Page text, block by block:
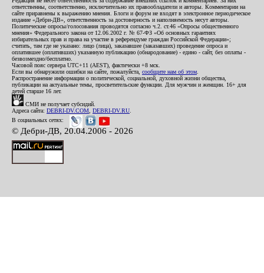
ответственны, соответственно, исключительно их правообладатели и авторы. Комментарии на
сайте приравнены к выражению мнения. Блоги и форум не входят в электронное периодическое
издание «Дебри-ДВ», ответственность за достоверность и наполняемость несут авторы.
Политические опросы/голосования проводятся согласно ч.2. ст.46 «Опросы общественного
мнения» Федерального закона от 12.06.2002 г. № 67-ФЗ «Об основных гарантиях
избирательных прав и права на участие в референдуме граждан Российской Федерации»;
считать, там где не указано: лицо (лица), заказавшее (заказавших) проведение опроса и
оплатившее (оплативших) указанную публикацию (обнародование) - едино - сайт, без оплаты -
безвозмездно/бесплатно.
Часовой пояс сервера UTC+11 (AEST), фактически +8 мск.
Если вы обнаружили ошибки на сайте, пожалуйста, сообщите нам об этом
Распространение информации о политической, социальной, духовной жизни общества,
публикации на актуальные темы, просветительские функции. Для мужчин и женщин. 16+ для
детей старше 16 лет.
СМИ не получает субсидий.
Адреса сайта: DEBRI-DV.COM DEBRI-DV.RU
В социальных сетях:
© Дебри-ДВ, 20.04.2006 - 2026